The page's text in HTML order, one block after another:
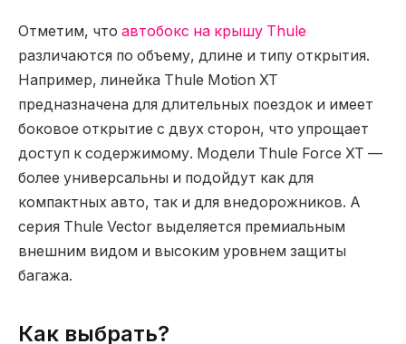
Отметим, что автобокс на крышу Thule
различаются по объему, длине и типу открытия.
Например, линейка Thule Motion XT
предназначена для длительных поездок и имеет
боковое открытие с двух сторон, что упрощает
доступ к содержимому. Модели Thule Force XT —
более универсальны и подойдут как для
компактных авто, так и для внедорожников. А
серия Thule Vector выделяется премиальным
внешним видом и высоким уровнем защиты
багажа.
Как выбрать?